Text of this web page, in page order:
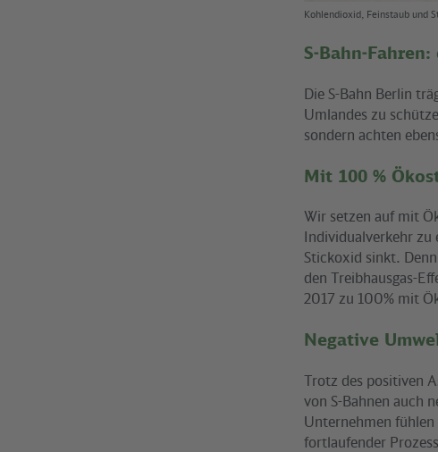
Kohlendioxid, Feinstaub und
S-Bahn-
Die S-Bahn Berlin
Umlandes zu
sondern achten
Mit 100 %
Wir setzen auf mit
Individualverkehr zu
Stickoxid sinkt.
den Treibhausgas-
2017 zu 100% mit
Negative
Trotz des positiven
von S-Bahnen auch
Unternehmen
fortlaufender